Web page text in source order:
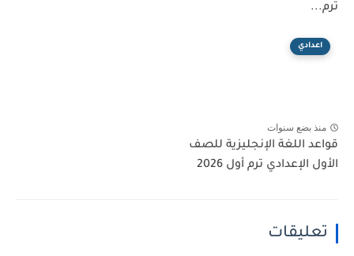
ترم...
اعدادي
منذ بضع سنوات
قواعد اللغة الإنجليزية للصف
الأول الإعدادي ترم أول 2026
تعليقات